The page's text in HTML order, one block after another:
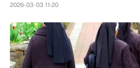
2026-03-03 11:20